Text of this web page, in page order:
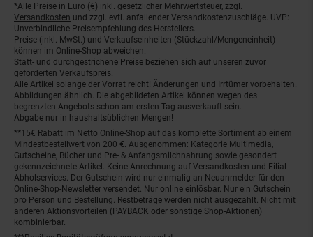
Fußnoten
*Alle Preise in Euro (€) inkl. gesetzlicher Mehrwertsteuer, zzgl.
Versandkosten und zzgl. evtl. anfallender Versandkostenzuschläge. UVP:
Unverbindliche Preisempfehlung des Herstellers.
Preise (inkl. MwSt.) und Verkaufseinheiten (Stückzahl/Mengeneinheit)
können im Online-Shop abweichen.
Statt- und durchgestrichene Preise beziehen sich auf unseren zuvor
geforderten Verkaufspreis.
Alle Artikel solange der Vorrat reicht! Änderungen und Irrtümer vorbehalten.
Abbildungen ähnlich. Die abgebildeten Artikel können wegen des
begrenzten Angebots schon am ersten Tag ausverkauft sein.
Abgabe nur in haushaltsüblichen Mengen!
**15€ Rabatt im Netto Online-Shop auf das komplette Sortiment ab einem
Mindestbestellwert von 200 €. Ausgenommen: Kategorie Multimedia,
Gutscheine, Bücher und Pre- & Anfangsmilchnahrung sowie gesondert
gekennzeichnete Artikel. Keine Anrechnung auf Versandkosten und Filial-
Abholservices. Der Gutschein wird nur einmalig an Neuanmelder für den
Online-Shop-Newsletter versendet. Nur online einlösbar. Nur ein Gutschein
pro Person und Bestellung. Restbeträge werden nicht ausgezahlt. Nicht mit
anderen Aktionsvorteilen (PAYBACK oder sonstige Shop-Aktionen)
kombinierbar.